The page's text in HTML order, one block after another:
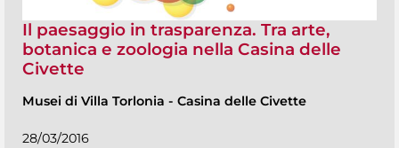
Il paesaggio in trasparenza. Tra arte,
botanica e zoologia nella Casina delle
Civette
Musei di Villa Torlonia - Casina delle Civette
28/03/2016